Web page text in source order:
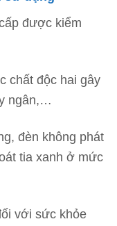
được kiểm
chất độc hai gây
ngân,…
đèn không phát
tia xanh ở mức
với sức khỏe